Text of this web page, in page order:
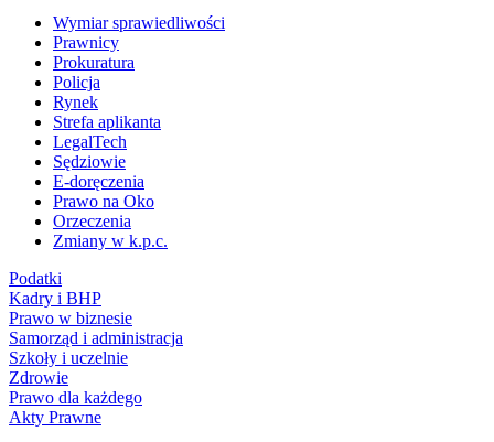
Wymiar sprawiedliwości
Prawnicy
Prokuratura
Policja
Rynek
Strefa aplikanta
LegalTech
Sędziowie
E-doręczenia
Prawo na Oko
Orzeczenia
Zmiany w k.p.c.
Podatki
Kadry i BHP
Prawo w biznesie
Samorząd i administracja
Szkoły i uczelnie
Zdrowie
Prawo dla każdego
Akty Prawne